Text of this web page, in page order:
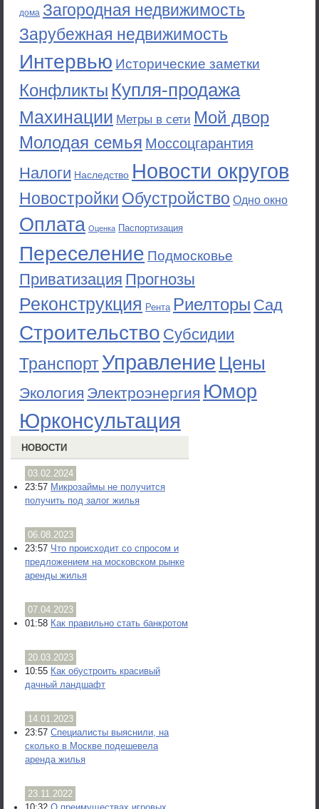
дома Загородная недвижимость
Зарубежная недвижимость
Интервью Исторические заметки
Конфликты Купля-продажа
Махинации Метры в сети Мой двор
Молодая семья Моссоцгарантия
Налоги Наследство Новости округов
Новостройки Обустройство Одно окно
Оплата Оценка Паспортизация
Переселение Подмосковье
Приватизация Прогнозы
Реконструкция Рента Риелторы Сад
Строительство Субсидии
ТранспортУправление Цены
Экология Электроэнергия Юмор
Юрконсультация
НОВОСТИ
03.02.2024
23:57 Микрозаймы не получится
получить под залог жилья
06.08.2023
23:57 Что происходит со спросом и
предложением на московском рынке
аренды жилья
07.04.2023
01:58 Как правильно стать банкротом
20.03.2023
10:55 Как обустроить красивый
дачный ландшафт
14.01.2023
23:57 Специалисты выяснили, на
сколько в Москве подешевела
аренда жилья
23.11.2022